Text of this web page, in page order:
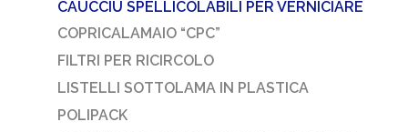
CAUCCIÙ SPELLICOLABILI PER VERNICIARE
COPRICALAMAIO “CPC”
FILTRI PER RICIRCOLO
LISTELLI SOTTOLAMA IN PLASTICA
POLIPACK